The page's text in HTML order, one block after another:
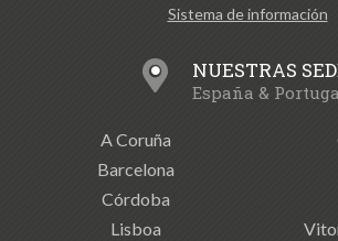
Sistema de información
NUESTRAS
España &
A Coruña
Barcelona
Córdoba
Lisboa